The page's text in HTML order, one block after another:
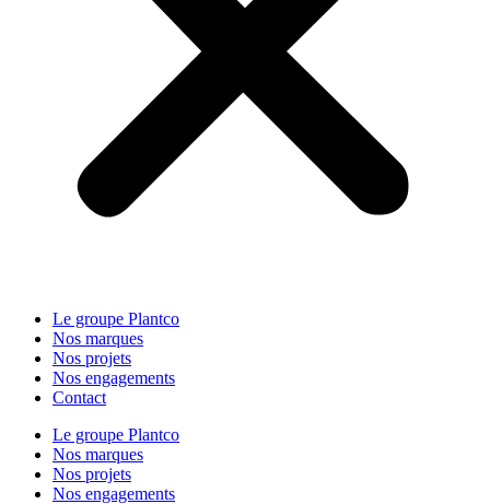
Le groupe Plantco
Nos marques
Nos projets
Nos engagements
Contact
Le groupe Plantco
Nos marques
Nos projets
Nos engagements